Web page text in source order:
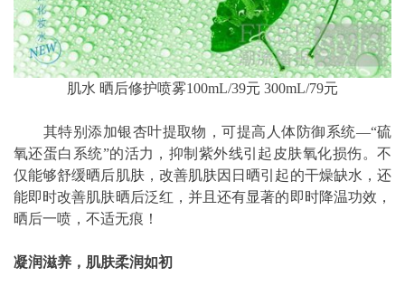
肌水 晒后修护喷雾100mL/39元 300mL/79元
其特别添加银杏叶提取物，可提高人体防御系统—“硫
氧还蛋白系统”的活力，抑制紫外线引起皮肤氧化损伤。不
仅能够舒缓晒后肌肤，改善肌肤因日晒引起的干燥缺水，还
能即时改善肌肤晒后泛红，并且还有显著的即时降温功效，
晒后一喷，不适无痕！
凝润滋养，肌肤柔润如初